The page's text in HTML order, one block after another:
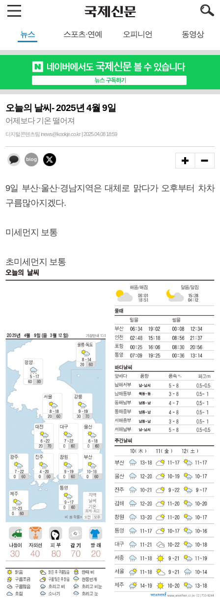
뉴스 스포츠·연예 오피니언 동영상
오늘의 날씨- 2025년 4월 9일
어제보다 기온 떨어져
디지털콘텐츠팀 inews@kookje.co.kr | 2025.04.08 18:59
9일 부산·울산·경남지역은 대체로 맑다가 오후부터 차차
구름많아지겠다.
미세먼지 보통
초미세먼지 보통